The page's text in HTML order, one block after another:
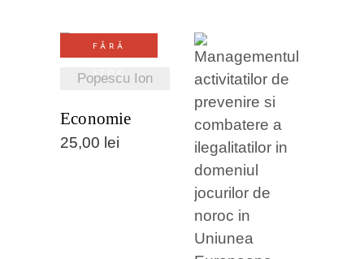
FĂRĂ
Popescu Ion
DETALII
Economie
25,00 lei
VEZI
DETALII